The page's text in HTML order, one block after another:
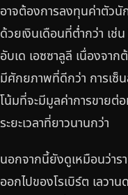
อาจต้องการลงทุนค่าตัวนั
ด้วยเงินเดือนที่ต่ำกว่า เ
อับเด เอซซาลูลี เนื่องจา
มีศักยภาพที่ดีกว่า การเซ็
โน้มที่จะมีมูลค่าการขายต่
ระยะเวลาที่ยาวนานกว่า
นอกจากนี้ยังดูเหมือนว่าร
ออกไปของโรเบิร์ต เลวา